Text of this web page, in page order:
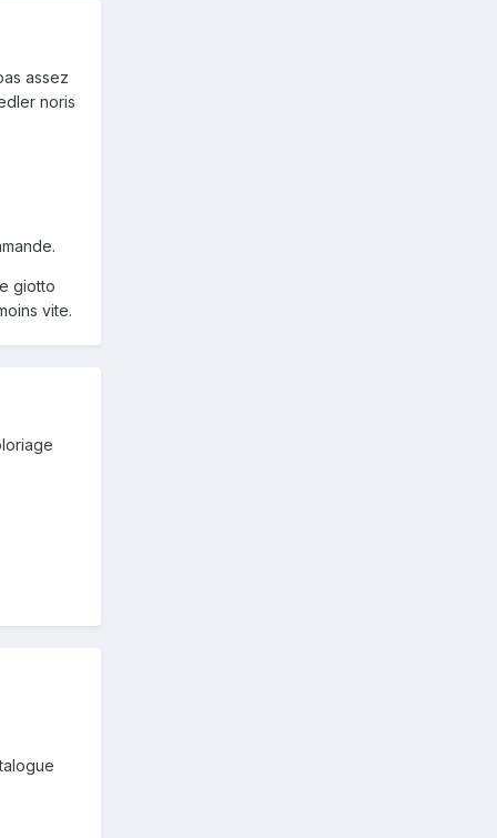
assez
noris
giotto
vite.